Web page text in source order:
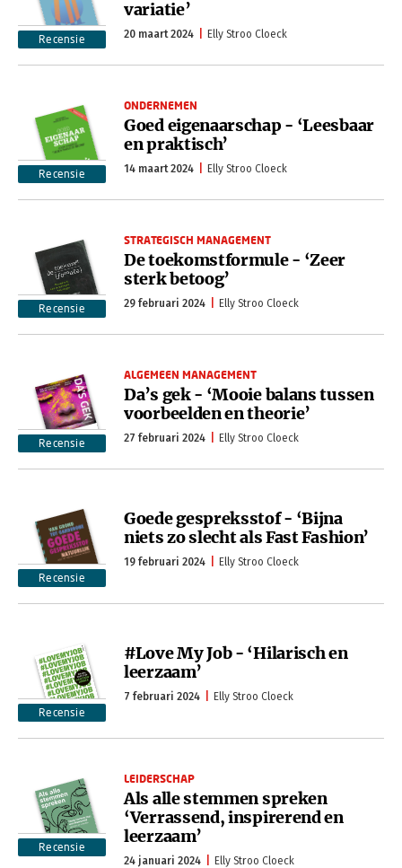
Recensie
variatie’
20 maart 2024 Elly Stroo Cloeck
Recensie
ONDERNEMEN
Goed eigenaarschap - ‘Leesbaar
en praktisch’
14 maart 2024 Elly Stroo Cloeck
Recensie
STRATEGISCH MANAGEMENT
De toekomstformule - ‘Zeer
sterk betoog’
29 februari 2024 Elly Stroo Cloeck
Recensie
ALGEMEEN MANAGEMENT
Da’s gek - ‘Mooie balans tussen
voorbeelden en theorie’
27 februari 2024 Elly Stroo Cloeck
Recensie
Goede gespreksstof - ‘Bijna
niets zo slecht als Fast Fashion’
19 februari 2024 Elly Stroo Cloeck
Recensie
#Love My Job - ‘Hilarisch en
leerzaam’
7 februari 2024 Elly Stroo Cloeck
Recensie
LEIDERSCHAP
Als alle stemmen spreken
‘Verrassend, inspirerend en
leerzaam’
24 januari 2024 Elly Stroo Cloeck